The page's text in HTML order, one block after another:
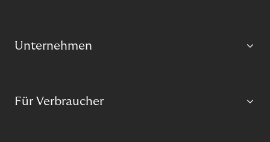
Unternehmen
Für Verbraucher